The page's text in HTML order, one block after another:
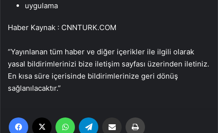
uygulama
Haber Kaynak : CNNTURK.COM
“Yayınlanan tüm haber ve diğer içerikler ile ilgili olarak
yasal bildirimlerinizi bize iletişim sayfası üzerinden iletiniz.
En kısa süre içerisinde bildirimlerinize geri dönüş
sağlanılacaktır.”
Facebook WhatsApp Email'den paylaş